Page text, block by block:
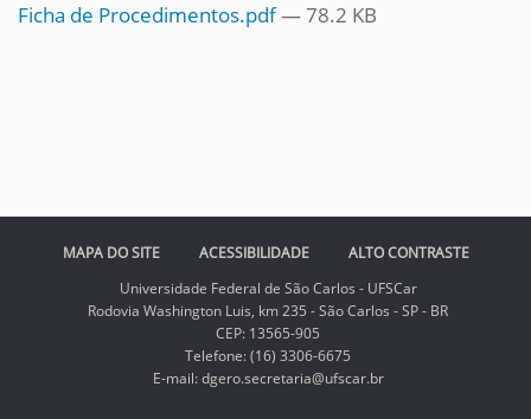
Ficha de Procedimentos.pdf— 78.2 KB
MAPA DO SITE ACESSIBILIDADE
ALTO CONTRASTE
Universidade Federal de São Carlos - UFSCar
Rodovia Washington Luis, km 235 - São Carlos - SP - BR
CEP: 13565-905
Telefone: (16) 3306-6675
E-mail: dgero.secretaria@ufscar.br